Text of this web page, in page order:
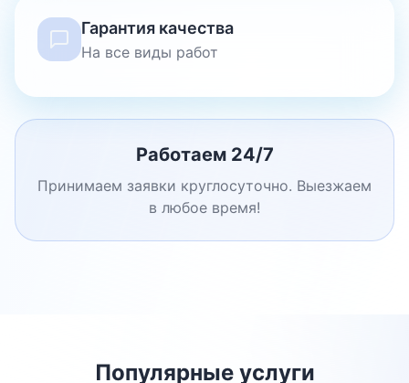
Гарантия качества
На все виды работ
Работаем 24/7
Принимаем заявки круглосуточно. Выезжаем
в любое время!
Популярные услуги